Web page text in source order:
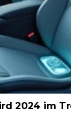
2024 im